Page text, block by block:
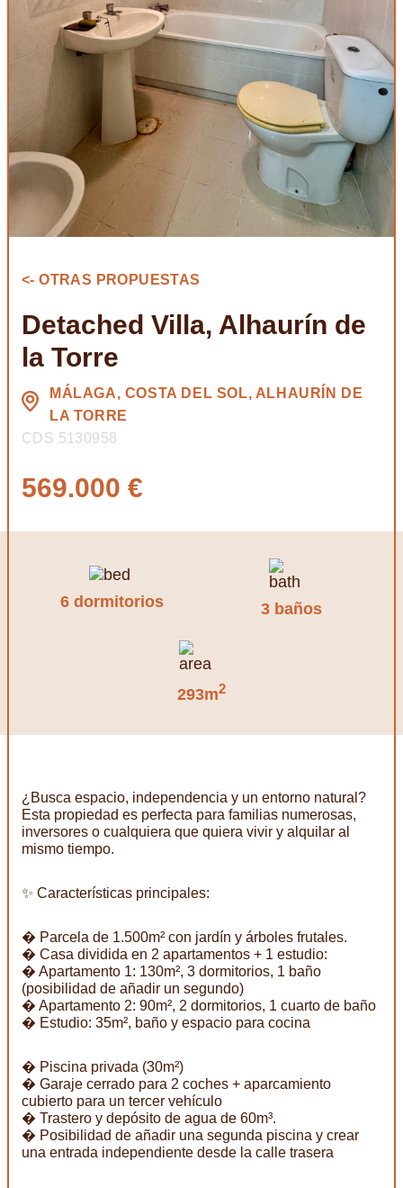
<- OTRAS PROPUESTAS
Detached Villa, Alhaurín de
la Torre
MÁLAGA, COSTA DEL SOL, ALHAURÍN DE
LA TORRE
CDS 5130958
569.000 €
6 dormitorios 3 baños
293m2
¿Busca espacio, independencia y un entorno natural?
Esta propiedad es perfecta para familias numerosas,
inversores o cualquiera que quiera vivir y alquilar al
mismo tiempo.
✨ Características principales:
� Parcela de 1.500m² con jardín y árboles frutales.
� Casa dividida en 2 apartamentos + 1 estudio:
� Apartamento 1: 130m², 3 dormitorios, 1 baño
(posibilidad de añadir un segundo)
� Apartamento 2: 90m², 2 dormitorios, 1 cuarto de baño
� Estudio: 35m², baño y espacio para cocina
� Piscina privada (30m²)
� Garaje cerrado para 2 coches + aparcamiento
cubierto para un tercer vehículo
� Trastero y depósito de agua de 60m³.
� Posibilidad de añadir una segunda piscina y crear
una entrada independiente desde la calle trasera